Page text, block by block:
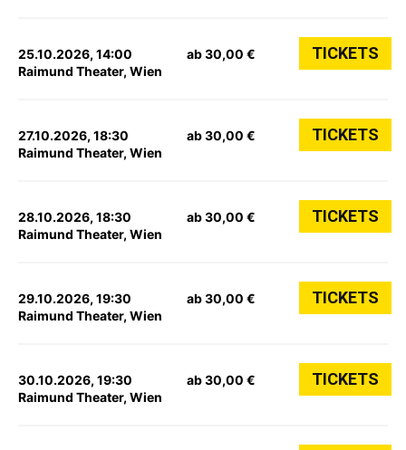
25.10.2026, 14:00
Raimund Theater, Wien
ab 30,00 € TICKETS
27.10.2026, 18:30
Raimund Theater, Wien
ab 30,00 € TICKETS
28.10.2026, 18:30
Raimund Theater, Wien
ab 30,00 € TICKETS
29.10.2026, 19:30
Raimund Theater, Wien
ab 30,00 € TICKETS
30.10.2026, 19:30
Raimund Theater, Wien
ab 30,00 € TICKETS